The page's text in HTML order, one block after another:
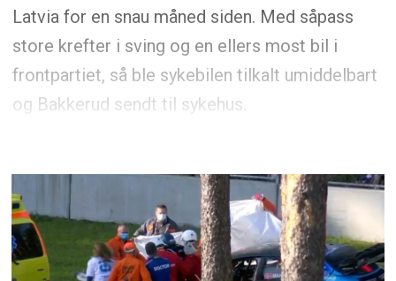
Latvia for en snau måned siden. Med såpass
store krefter i sving og en ellers most bil i
frontpartiet, så ble sykebilen tilkalt umiddelbart
og Bakkerud sendt til sykehus.